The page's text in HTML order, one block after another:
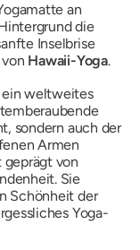
an
die
Inselbrise
Hawaii-Yoga.
ein weltweites
sondern auch der
Armen
geprägt von
Sie
Schönheit der
Yoga-